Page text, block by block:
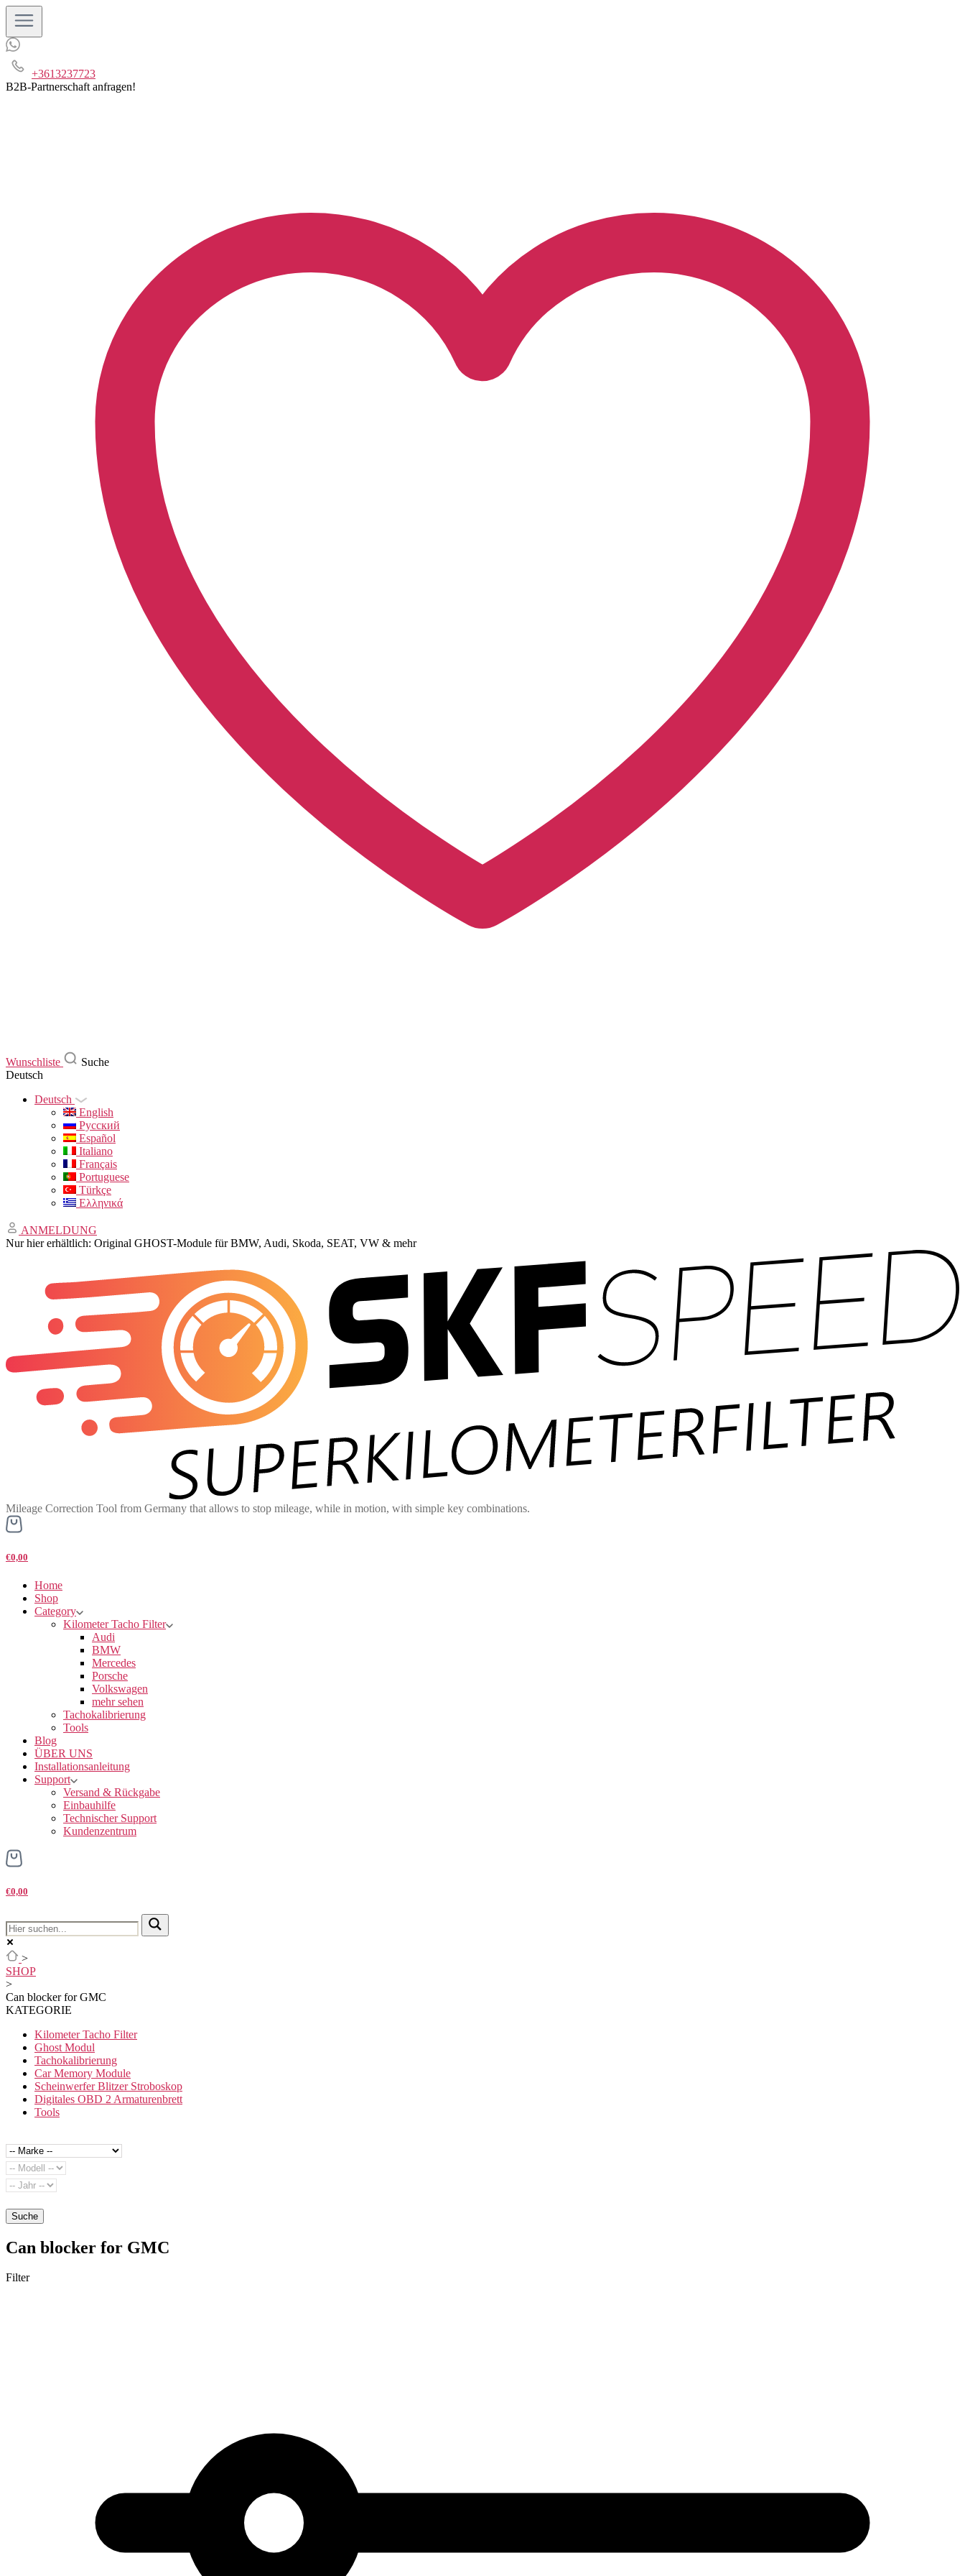
+3613237723
B2B-Partnerschaft anfragen!
Wunschliste
Suche
Deutsch
Deutsch
English
Русский
Español
Italiano
Français
Portuguese
Türkçe
Ελληνικά
ANMELDUNG
Nur hier erhältlich: Original GHOST-Module für BMW, Audi, Skoda, SEAT, VW & mehr
Mileage Correction Tool from Germany that allows to stop mileage, while in motion, with simple key combinations.
€0,00
Home
Shop
Category
Kilometer Tacho Filter
Audi
BMW
Mercedes
Porsche
Volkswagen
mehr sehen
Tachokalibrierung
Tools
Blog
ÜBER UNS
Installationsanleitung
Support
Versand & Rückgabe
Einbauhilfe
Technischer Support
Kundenzentrum
€0,00
>
SHOP
>
Can blocker for GMC
KATEGORIE
Kilometer Tacho Filter
Ghost Modul
Tachokalibrierung
Car Memory Module
Scheinwerfer Blitzer Stroboskop
Digitales OBD 2 Armaturenbrett
Tools
Suche
Can blocker for GMC
Filter